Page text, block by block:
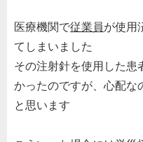
医療機関で従業員が使用
てしまいました
その注射針を使用した患
かったのですが、心配な
と思います